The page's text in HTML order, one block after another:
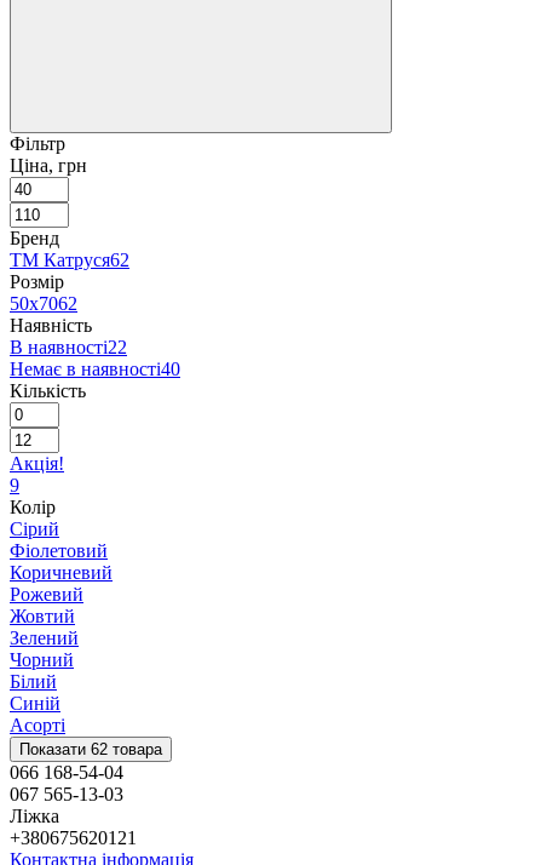
Фільтр
Ціна, грн
Бренд
ТМ Катруся62
Розмір
50х7062
Наявність
В наявності22
Немає в наявності40
Кількість
Акція!
9
Колір
Сірий
Фіолетовий
Коричневий
Рожевий
Жовтий
Зелений
Чорний
Білий
Синій
Асорті
Показати 62 товара
066 168-54-04
067 565-13-03
Ліжка
+380675620121
Контактна інформація